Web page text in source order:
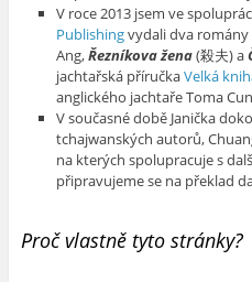
V roce 2013 jsem ve
Publishingvydali dva
Ang,Řezníkova žena(殺夫) a
jachtařská příručkaVelká
anglického jachtaře Toma
V současné době Janička
tchajwanských autorů,
na kterých spolupracuje s
připravujeme se na překlad
Proč vlastně tyto stránky?